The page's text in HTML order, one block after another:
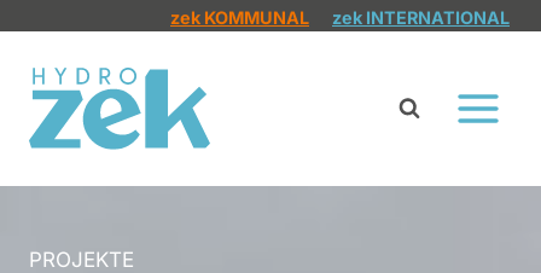
springen
zek KOMMUNAL zek INTERNATIONAL
PROJEKTE